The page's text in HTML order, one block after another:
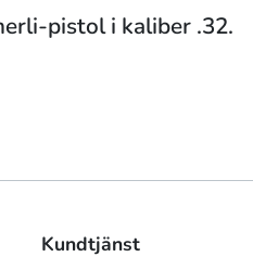
pistol i kaliber .32.
Kundtjänst